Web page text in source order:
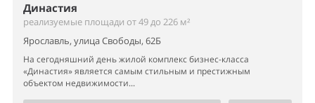
Династия
реализуемые площади от 49 до 226 м²
Ярославль, улица Свободы, 62Б
На сегодняшний день жилой комплекс бизнес-класса
«Династия» является самым стильным и престижным
объектом недвижимости...